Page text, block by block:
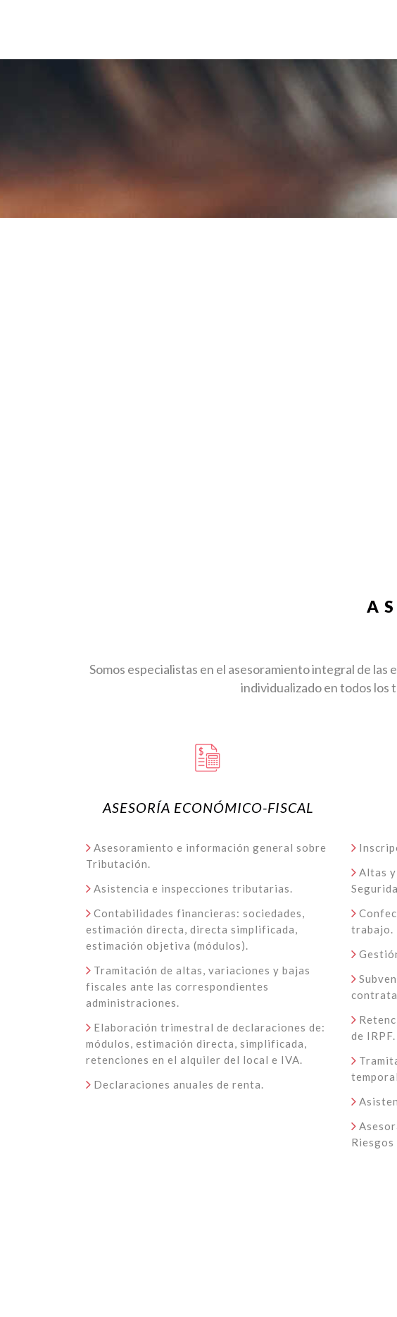
Somos especialistas en el asesoramiento integral de
individualizado en todos los
ASESORÍA ECONÓMICO-FISCAL
Asesoramiento e información general sobre
Tributación.
Asistencia e inspecciones tributarias.
Contabilidades financieras: sociedades,
estimación directa, directa simplificada,
estimación objetiva (módulos).
Tramitación de altas, variaciones y bajas
fiscales ante las correspondientes
administraciones.
Elaboración trimestral de declaraciones de:
módulos, estimación directa, simplificada,
retenciones en el alquiler del local e IVA.
Declaraciones anuales de renta.
Altas y
trabajo.
de IRPF.